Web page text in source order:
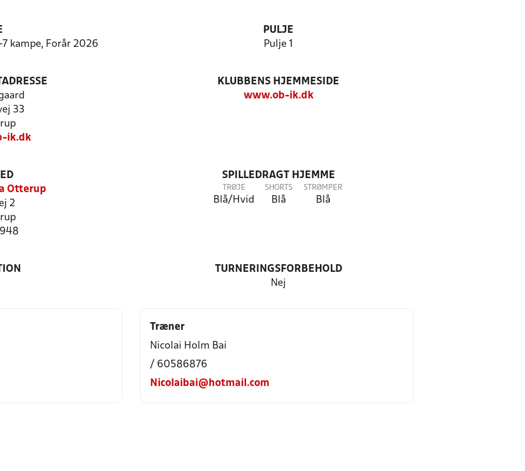
7 kampe, Forår 2026
PULJE
Pulje 1
33
ik.dk
KLUBBENS HJEMMESIDE
www.ob-ik.dk
Otterup
2
SPILLEDRAGT HJEMME
TRØJE
Blå/Hvid
SHORTS
Blå
STRØMPER
Blå
TURNERINGSFORBEHOLD
Nej
Træner
Nicolai Holm Bai
/ 60586876
Nicolaibai@hotmail.com